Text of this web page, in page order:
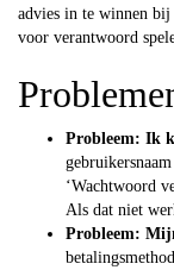
advies in te winnen bij
voor verantwoord
Probleem: Ik
‘Wachtwoord
Als dat niet
Probleem: